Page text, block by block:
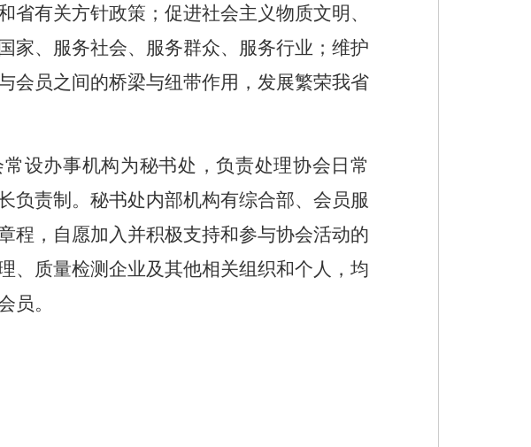
省有关方针政策；促进社会主义物质文明、
家、服务社会、服务群众、服务行业；维护
会员之间的桥梁与纽带作用，发展繁荣我省
设办事机构为秘书处，负责处理协会日常
负责制。秘书处内部机构有综合部、会员服
程，自愿加入并积极支持和参与协会活动的
、质量检测企业及其他相关组织和个人，均
员。